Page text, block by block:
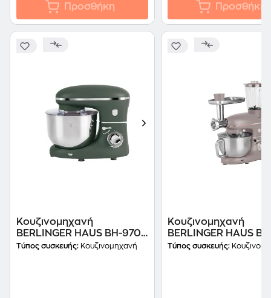
Προσθήκη Προσθήκη
Κουζινομηχανή
BERLINGER HAUS BH-9708
1300 W 6 L Πράσινο
Τύπος συσκευής: Κουζινομηχανή
Κουζινομηχανή
BERLINGER HAUS
1500 W 5.5 L Taupe
Τύπος συσκευής: